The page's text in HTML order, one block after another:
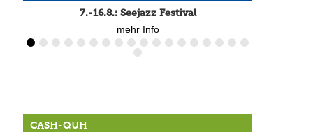
7.-16.8.: Seejazz Festival
mehr Info
CASH-QUH